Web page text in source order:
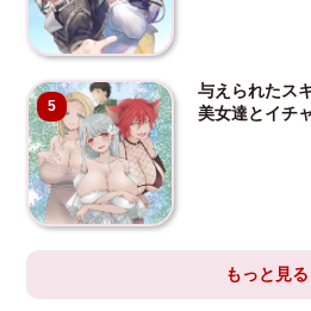
5
与えられたス
美女達とイチ
もっと見る